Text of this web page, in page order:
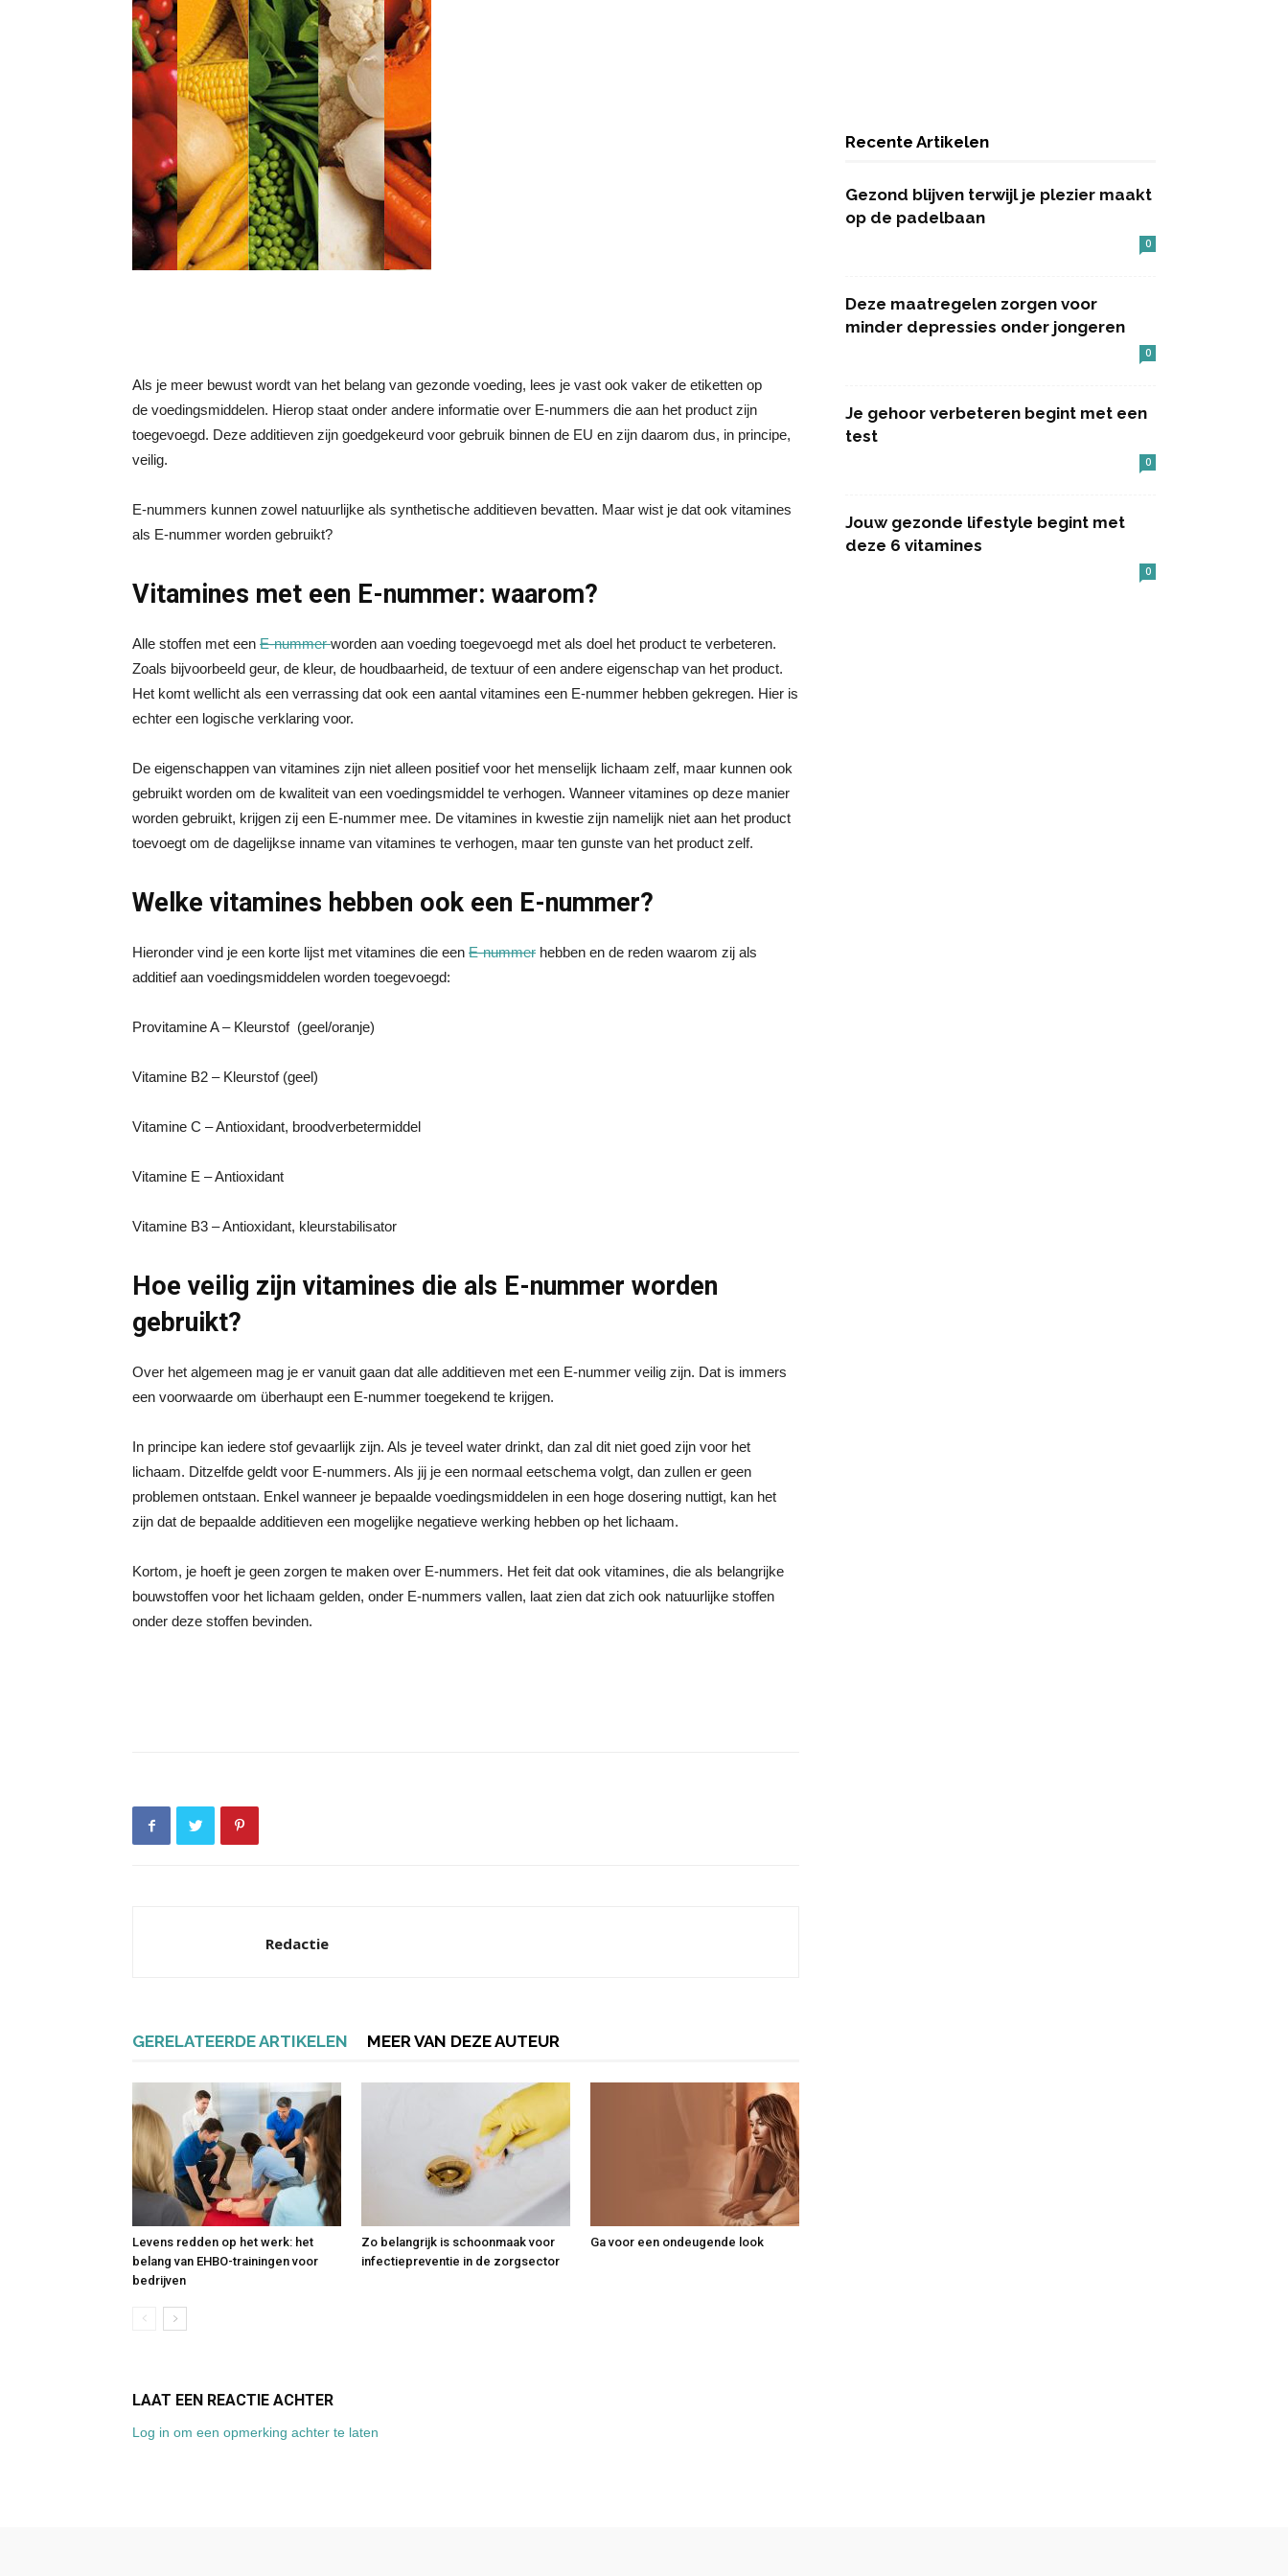
Als je meer bewust wordt van het belang van gezonde voeding, lees je vast ook vaker de etiketten op
de voedingsmiddelen. Hierop staat onder andere informatie over E-nummers die aan het product zijn
toegevoegd. Deze additieven zijn goedgekeurd voor gebruik binnen de EU en zijn daarom dus, in principe,
veilig.
E-nummers kunnen zowel natuurlijke als synthetische additieven bevatten. Maar wist je dat ook vitamines
als E-nummer worden gebruikt?
Vitamines met een E-nummer: waarom?
Alle stoffen met een E-nummerworden aan voeding toegevoegd met als doel het product te verbeteren.
Zoals bijvoorbeeld geur, de kleur, de houdbaarheid, de textuur of een andere eigenschap van het product.
Het komt wellicht als een verrassing dat ook een aantal vitamines een E-nummer hebben gekregen. Hier is
echter een logische verklaring voor.
De eigenschappen van vitamines zijn niet alleen positief voor het menselijk lichaam zelf, maar kunnen ook
gebruikt worden om de kwaliteit van een voedingsmiddel te verhogen. Wanneer vitamines op deze manier
worden gebruikt, krijgen zij een E-nummer mee. De vitamines in kwestie zijn namelijk niet aan het product
toevoegt om de dagelijkse inname van vitamines te verhogen, maar ten gunste van het product zelf.
Welke vitamines hebben ook een E-nummer?
Hieronder vind je een korte lijst met vitamines die een E-nummer hebben en de reden waarom zij als
additief aan voedingsmiddelen worden toegevoegd:
Provitamine A – Kleurstof (geel/oranje)
Vitamine B2 – Kleurstof (geel)
Vitamine C – Antioxidant, broodverbetermiddel
Vitamine E – Antioxidant
Vitamine B3 – Antioxidant, kleurstabilisator
Hoe veilig zijn vitamines die als E-nummer worden
gebruikt?
Over het algemeen mag je er vanuit gaan dat alle additieven met een E-nummer veilig zijn. Dat is immers
een voorwaarde om überhaupt een E-nummer toegekend te krijgen.
In principe kan iedere stof gevaarlijk zijn. Als je teveel water drinkt, dan zal dit niet goed zijn voor het
lichaam. Ditzelfde geldt voor E-nummers. Als jij je een normaal eetschema volgt, dan zullen er geen
problemen ontstaan. Enkel wanneer je bepaalde voedingsmiddelen in een hoge dosering nuttigt, kan het
zijn dat de bepaalde additieven een mogelijke negatieve werking hebben op het lichaam.
Kortom, je hoeft je geen zorgen te maken over E-nummers. Het feit dat ook vitamines, die als belangrijke
bouwstoffen voor het lichaam gelden, onder E-nummers vallen, laat zien dat zich ook natuurlijke stoffen
onder deze stoffen bevinden.
Redactie
GERELATEERDE ARTIKELEN MEER VAN DEZE AUTEUR
Levens redden op het werk: het
belang van EHBO-trainingen voor
bedrijven
Zo belangrijk is schoonmaak voor
infectiepreventie in de zorgsector
Ga voor een ondeugende look
LAAT EEN REACTIE ACHTER
Log in om een opmerking achter te laten
Recente Artikelen
Gezond blijven terwijl je plezier maakt
op de padelbaan
0
Deze maatregelen zorgen voor
minder depressies onder jongeren
0
Je gehoor verbeteren begint met een
test
0
Jouw gezonde lifestyle begint met
deze 6 vitamines
0